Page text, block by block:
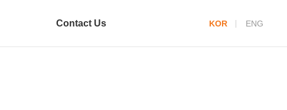
Contact Us KOR ENG